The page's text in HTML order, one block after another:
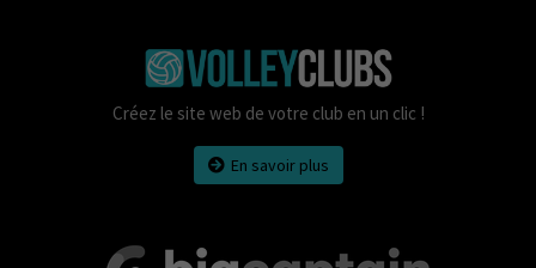
Créez le site web de votre club en un clic !
En savoir plus